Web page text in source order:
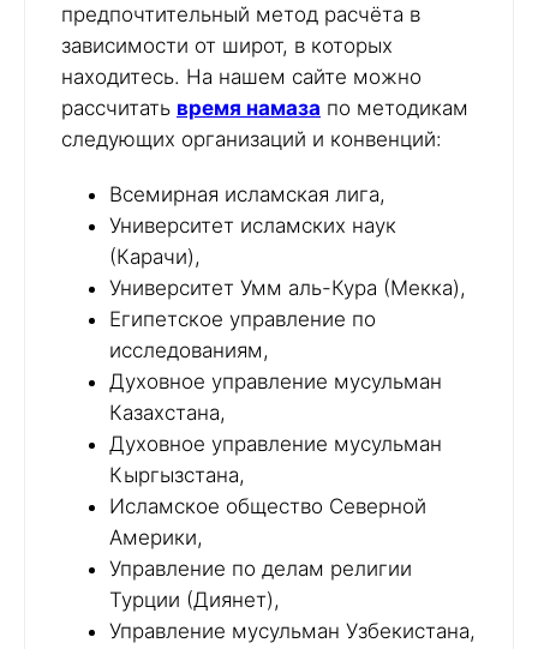
предпочтительный метод расчёта в
зависимости от широт, в которых
находитесь. На нашем сайте можно
рассчитать время намаза по методикам
следующих организаций и конвенций:
Всемирная исламская лига,
Университет исламских наук
(Карачи),
Университет Умм аль-Кура (Мекка),
Египетское управление по
исследованиям,
Духовное управление мусульман
Казахстана,
Духовное управление мусульман
Кыргызстана,
Исламское общество Северной
Америки,
Управление по делам религии
Турции (Диянет),
Управление мусульман Узбекистана,